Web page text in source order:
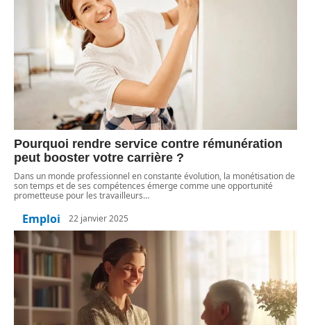
Pourquoi rendre service contre rémunération
peut booster votre carrière ?
Dans un monde professionnel en constante évolution, la monétisation de
son temps et de ses compétences émerge comme une opportunité
prometteuse pour les travailleurs…
Emploi 22 janvier 2025